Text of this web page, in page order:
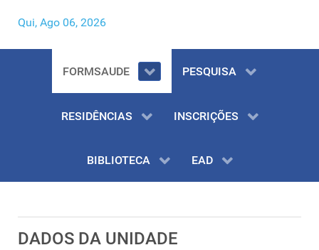
Qui, Ago 06, 2026
FORMSAUDE PESQUISA
RESIDÊNCIAS INSCRIÇÕES
BIBLIOTECA EAD
DADOS DA UNIDADE